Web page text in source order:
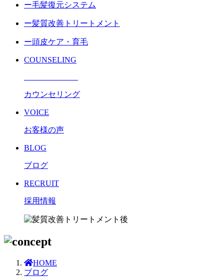
ー毛髪復元システム
ー髪質改善トリートメント
ー頭皮ケア・育毛
COUNSELING
カウンセリング
VOICE
お客様の声
BLOG
ブログ
RECRUIT
採用情報
HOME
ブログ